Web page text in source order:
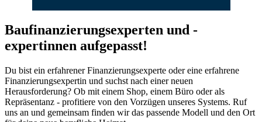
Baufinanzierungsexperten und -
expertinnen aufgepasst!
Du bist ein erfahrener Finanzierungsexperte oder eine erfahrene
Finanzierungsexpertin und suchst nach einer neuen
Herausforderung? Ob mit einem Shop, einem Büro oder als
Repräsentanz - profitiere von den Vorzügen unseres Systems. Ruf
uns an und gemeinsam finden wir das passende Modell und den Ort